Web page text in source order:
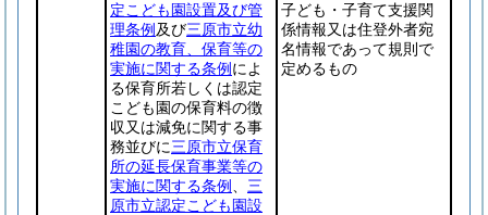
定こども園設置及び管
理条例 及び三原市立幼
稚園の教育、保育等の
実施に関する条例 によ
る保育所若しくは認定
こども園の保育料の徴
収又は減免に関する事
務並びに三原市立保育
所の延長保育事業等の
実施に関する条例
三
原市立認定こども園設
子ども・子育て支援関
係情報又は住登外者宛
名情報であって規則で
定めるもの